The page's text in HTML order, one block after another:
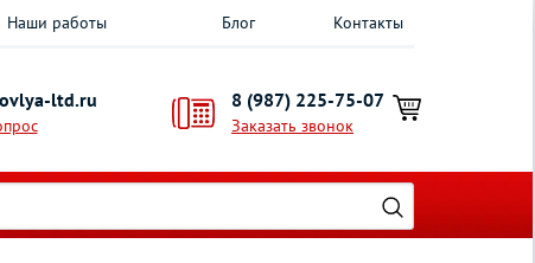
Наши работы Блог Контакты
ltd.ru 8 (987) 225-75-07
Заказать звонок